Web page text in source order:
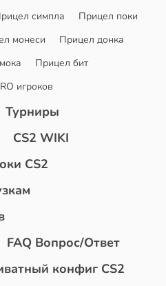
симпла
Прицел поки
монеси
Прицел донка
Прицел бит
игроков
Турниры
CS2 WIKI
CS2
FAQ Вопрос/Ответ
конфиг CS2